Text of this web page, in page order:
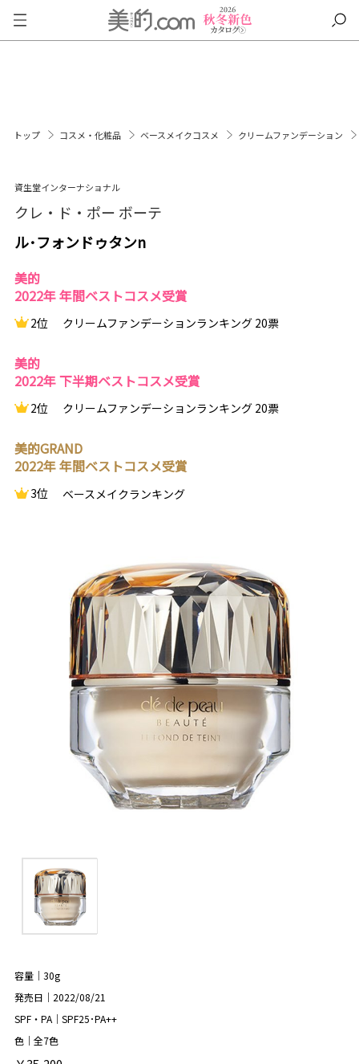
トップ コスメ・化粧品 ベースメイクコスメ クリームファンデーション
資生堂インターナショナル
クレ・ド・ポー ボーテ
ル･フォンドゥタンn
美的
2022年 年間ベストコスメ受賞
2位 クリームファンデーションランキング 20票
美的
2022年 下半期ベストコスメ受賞
2位 クリームファンデーションランキング 20票
美的GRAND
2022年 年間ベストコスメ受賞
3位 ベースメイクランキング
容量｜30g
発売日｜2022/08/21
SPF・PA｜SPF25･PA++
色｜全7色